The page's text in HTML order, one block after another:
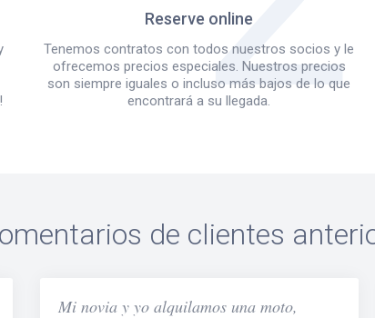
Reserve online
Tenemos contratos con todos nuestros socios y le
ofrecemos precios especiales. Nuestros precios
son siempre iguales o incluso más bajos de lo que
encontrará a su llegada.
de clientes
Mi novia y yo alquilamos una moto,